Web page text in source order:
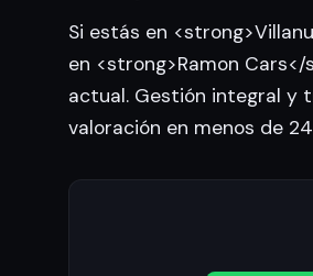
Si estás en
en <strong>Ramon
actual. Gestión integral y
valoración en menos de